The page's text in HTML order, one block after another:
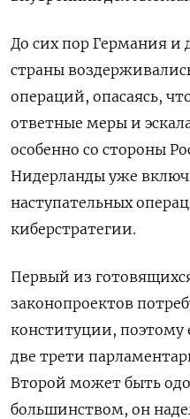
До сих пор Германия и
страны
операций, опасаясь,
ответные меры и
особенно со стороны
Нидерланды уже
наступательных
киберстратегии.
Первый из
законопроектов
конституции,
две трети
Второй может быть
большинством, он